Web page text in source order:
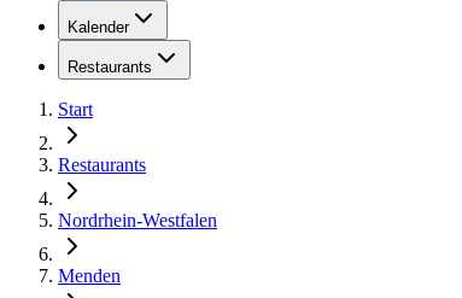
Kalender
Restaurants
Start
Restaurants
Nordrhein-Westfalen
Menden